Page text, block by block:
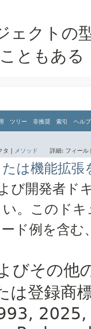
ェクトの
ともある
ツリー 非推奨 索引 ヘルプ
タ | メソッド 詳細: フィー
は機能拡張
び開発者ド
。このド
ド例を含
びその
は登録商
2025,